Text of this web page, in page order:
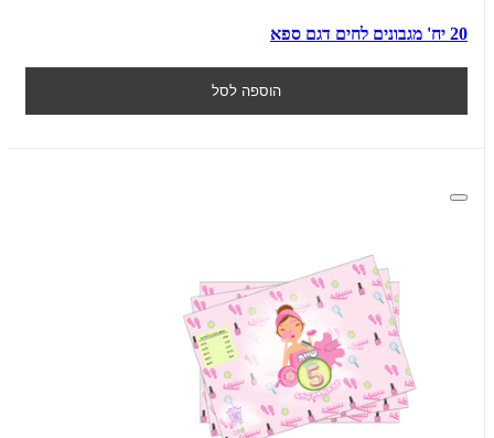
20 יח' מגבונים לחים דגם ספא
הוספה לסל